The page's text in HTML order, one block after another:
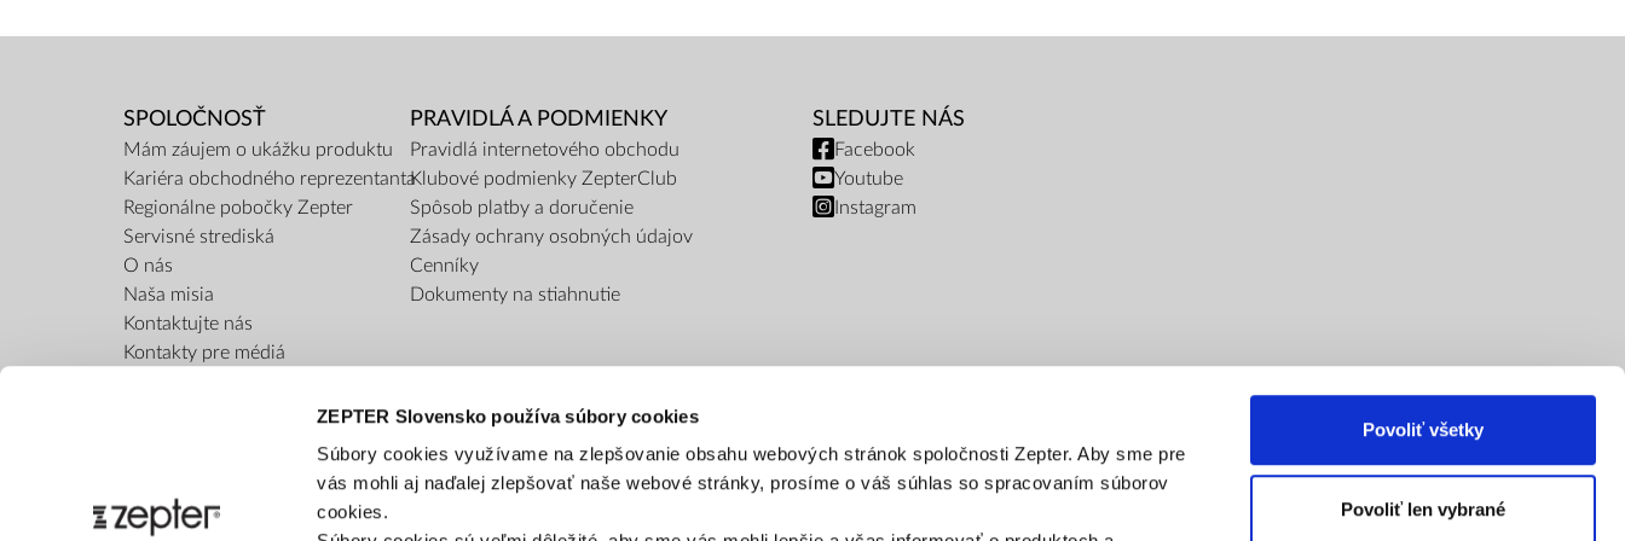
ZEPTER Slovensko používa súbory cookies
Súbory cookies využívame na zlepšovanie obsahu webových stránok spoločnosti Zepter. Aby sme pre
vás mohli aj naďalej zlepšovať naše webové stránky, prosíme o váš súhlas so spracovaním súborov
cookies.
Povoliť všetky
Povoliť len vybrané
SPOLOČNOSŤ
Mám záujem o ukážku produktu
Kariéra obchodného reprezentanta
Regionálne pobočky Zepter
Servisné strediská
O nás
Naša misia
Kontaktujte nás
Kontakty pre médiá
PRAVIDLÁ A PODMIENKY
Pravidlá internetového obchodu
Klubové podmienky ZepterClub
Spôsob platby a doručenie
Zásady ochrany osobných údajov
Cenníky
Dokumenty na stiahnutie
SLEDUJTE NÁS
Facebook
Youtube
Instagram